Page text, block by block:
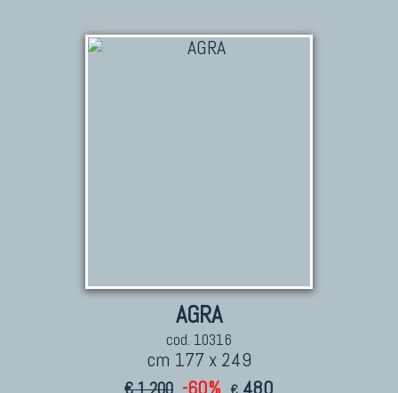
AGRA
cod. 10316
cm 177 x 249